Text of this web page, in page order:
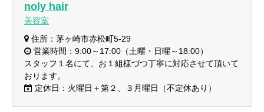
noly hair
美容室
住所：茅ヶ崎市赤松町5-29
営業時間：9:00～17:00（土曜・日曜～18:00）
スタッフ１名にて、お１組様づつ丁寧に対応させて頂いて
おります。
定休日：火曜日＋第２、３月曜日（不定休あり）